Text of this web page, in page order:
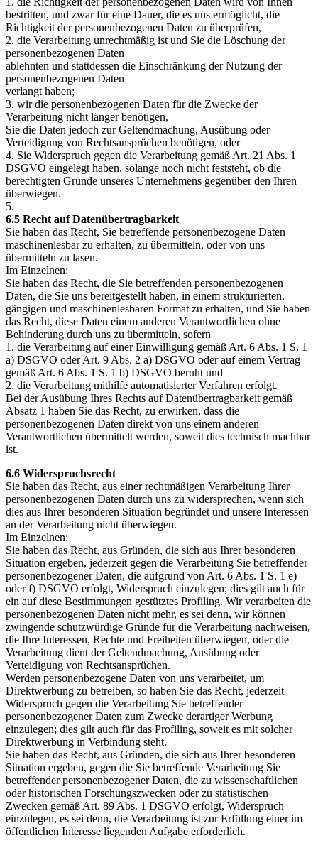
bestritten, und zwar für eine Dauer, die es uns ermöglicht, die
Richtigkeit der personenbezogenen Daten zu überprüfen,
2. die Verarbeitung unrechtmäßig ist und Sie die Löschung der
personenbezogenen Daten
ablehnten und stattdessen die Einschränkung der Nutzung der
personenbezogenen Daten
verlangt haben;
3. wir die personenbezogenen Daten für die Zwecke der
Verarbeitung nicht länger benötigen,
Sie die Daten jedoch zur Geltendmachung, Ausübung oder
Verteidigung von Rechtsansprüchen benötigen, oder
4. Sie Widerspruch gegen die Verarbeitung gemäß Art. 21 Abs. 1
DSGVO eingelegt haben, solange noch nicht feststeht, ob die
berechtigten Gründe unseres Unternehmens gegenüber den Ihren
überwiegen.
5.
6.5 Recht auf Datenübertragbarkeit
Sie haben das Recht, Sie betreffende personenbezogene Daten
maschinenlesbar zu erhalten, zu übermitteln, oder von uns
übermitteln zu lasen.
Im Einzelnen:
Sie haben das Recht, die Sie betreffenden personenbezogenen
Daten, die Sie uns bereitgestellt haben, in einem strukturierten,
gängigen und maschinenlesbaren Format zu erhalten, und Sie haben
das Recht, diese Daten einem anderen Verantwortlichen ohne
Behinderung durch uns zu übermitteln, sofern
1. die Verarbeitung auf einer Einwilligung gemäß Art. 6 Abs. 1 S. 1
a) DSGVO oder Art. 9 Abs. 2 a) DSGVO oder auf einem Vertrag
gemäß Art. 6 Abs. 1 S. 1 b) DSGVO beruht und
2. die Verarbeitung mithilfe automatisierter Verfahren erfolgt.
Bei der Ausübung Ihres Rechts auf Datenübertragbarkeit gemäß
Absatz 1 haben Sie das Recht, zu erwirken, dass die
personenbezogenen Daten direkt von uns einem anderen
Verantwortlichen übermittelt werden, soweit dies technisch machbar
ist.
6.6 Widerspruchsrecht
Sie haben das Recht, aus einer rechtmäßigen Verarbeitung Ihrer
personenbezogenen Daten durch uns zu widersprechen, wenn sich
dies aus Ihrer besonderen Situation begründet und unsere Interessen
an der Verarbeitung nicht überwiegen.
Im Einzelnen:
Sie haben das Recht, aus Gründen, die sich aus Ihrer besonderen
Situation ergeben, jederzeit gegen die Verarbeitung Sie betreffender
personenbezogener Daten, die aufgrund von Art. 6 Abs. 1 S. 1 e)
oder f) DSGVO erfolgt, Widerspruch einzulegen; dies gilt auch für
ein auf diese Bestimmungen gestütztes Profiling. Wir verarbeiten die
personenbezogenen Daten nicht mehr, es sei denn, wir können
zwingende schutzwürdige Gründe für die Verarbeitung nachweisen,
die Ihre Interessen, Rechte und Freiheiten überwiegen, oder die
Verarbeitung dient der Geltendmachung, Ausübung oder
Verteidigung von Rechtsansprüchen.
Werden personenbezogene Daten von uns verarbeitet, um
Direktwerbung zu betreiben, so haben Sie das Recht, jederzeit
Widerspruch gegen die Verarbeitung Sie betreffender
personenbezogener Daten zum Zwecke derartiger Werbung
einzulegen; dies gilt auch für das Profiling, soweit es mit solcher
Direktwerbung in Verbindung steht.
Sie haben das Recht, aus Gründen, die sich aus Ihrer besonderen
Situation ergeben, gegen die Sie betreffende Verarbeitung Sie
betreffender personenbezogener Daten, die zu wissenschaftlichen
oder historischen Forschungszwecken oder zu statistischen
Zwecken gemäß Art. 89 Abs. 1 DSGVO erfolgt, Widerspruch
einzulegen, es sei denn, die Verarbeitung ist zur Erfüllung einer im
öffentlichen Interesse liegenden Aufgabe erforderlich.